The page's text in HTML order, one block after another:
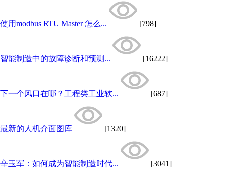
使用modbus RTU Master 怎么... [798]
智能制造中的故障诊断和预测... [16222]
下一个风口在哪？工程类工业软... [687]
最新的人机介面图库 [1320]
辛玉军：如何成为智能制造时代... [3041]